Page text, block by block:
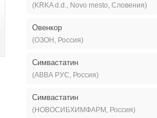
(KRKA d.d., Novo mesto, Словения)
Овенкор
(ОЗОН, Россия)
Симвастатин
(АВВА РУС, Россия)
Симвастатин
(НОВОСИБХИМФАРМ, Россия)